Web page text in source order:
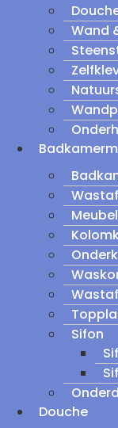
Wand
Sifon
Douche